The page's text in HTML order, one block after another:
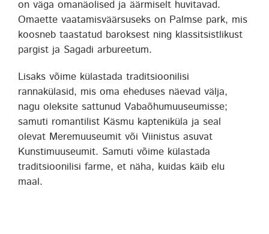
on väga omanäolised ja äärmiselt huvitavad.
Omaette vaatamisväärsuseks on Palmse park, mis
koosneb taastatud baroksest ning klassitsistlikust
pargist ja Sagadi arbureetum.
Lisaks võime külastada traditsioonilisi
rannakülasid, mis oma eheduses näevad välja,
nagu oleksite sattunud Vabaõhumuuseumisse;
samuti romantilist Käsmu kapteniküla ja seal
olevat Meremuuseumit või Viinistus asuvat
Kunstimuuseumit. Samuti võime külastada
traditsioonilisi farme, et näha, kuidas käib elu
maal.